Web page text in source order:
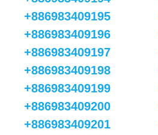
+886983409195
+886983409196
+886983409197
+886983409198
+886983409199
+886983409200
+886983409201